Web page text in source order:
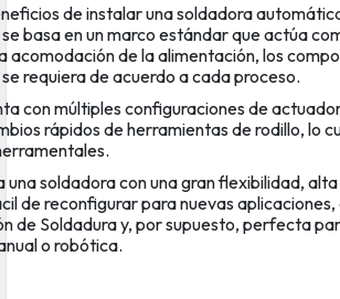
de instalar una soldadora
se basa en un marco estándar que actúa
acomodación de la alimentación, los
requiera de acuerdo a cada proceso.
con múltiples configuraciones de
rápidos de herramientas de rodillo, lo
una soldadora con una gran flexibilidad,
de reconfigurar para nuevas
de Soldadura y, por supuesto, perfecta
o robótica.